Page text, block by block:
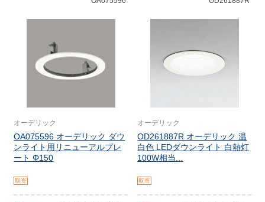
オーデリック
OA075596 オーデリック ダウ
ンライト用リニューアルプレ
ート Φ150
取寄
オーデリック
OD261887R オーデリック 温
白色 LEDダウンライト 白熱灯
100W相当...
取寄